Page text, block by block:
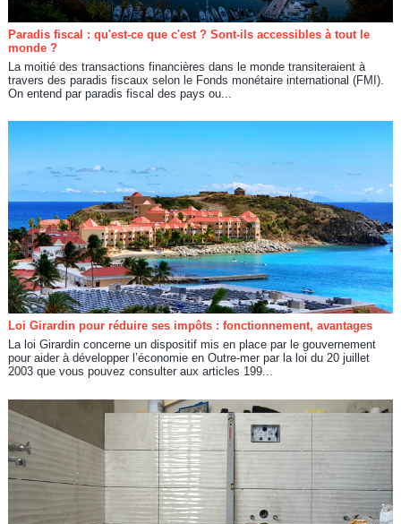
Paradis fiscal : qu'est-ce que c'est ? Sont-ils accessibles à tout le
monde ?
La moitié des transactions financières dans le monde transiteraient à
travers des paradis fiscaux selon le Fonds monétaire international (FMI).
On entend par paradis fiscal des pays ou...
Loi Girardin pour réduire ses impôts : fonctionnement, avantages
La loi Girardin concerne un dispositif mis en place par le gouvernement
pour aider à développer l’économie en Outre-mer par la loi du 20 juillet
2003 que vous pouvez consulter aux articles 199...